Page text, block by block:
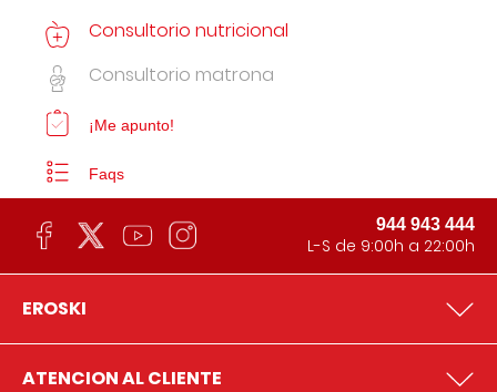
Consultorio nutricional
Consultorio matrona
¡Me apunto!
Faqs
944 943 444
L-S de 9:00h a 22:00h
EROSKI
ATENCION AL CLIENTE